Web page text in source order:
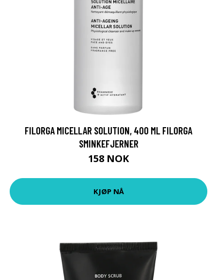
FILORGA MICELLAR SOLUTION, 400 ML FILORGA
SMINKEFJERNER
158 NOK
KJØP NÅ